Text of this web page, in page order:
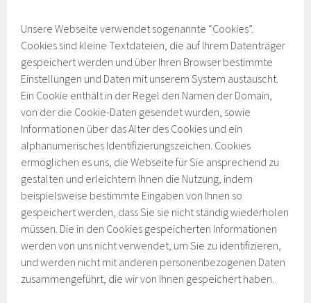
Unsere Webseite verwendet sogenannte “Cookies”.
Cookies sind kleine Textdateien, die auf Ihrem Datenträger
gespeichert werden und über Ihren Browser bestimmte
Einstellungen und Daten mit unserem System austauscht.
Ein Cookie enthält in der Regel den Namen der Domain,
von der die Cookie-Daten gesendet wurden, sowie
Informationen über das Alter des Cookies und ein
alphanumerisches Identifizierungszeichen. Cookies
ermöglichen es uns, die Webseite für Sie ansprechend zu
gestalten und erleichtern Ihnen die Nutzung, indem
beispielsweise bestimmte Eingaben von Ihnen so
gespeichert werden, dass Sie sie nicht ständig wiederholen
müssen. Die in den Cookies gespeicherten Informationen
werden von uns nicht verwendet, um Sie zu identifizieren,
und werden nicht mit anderen personenbezogenen Daten
zusammengeführt, die wir von Ihnen gespeichert haben.